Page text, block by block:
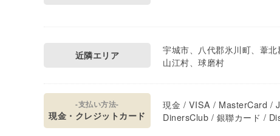
近隣エリア
宇城市、八代郡氷川町、葦北
山江村、球磨村
-支払い方法-
現金・クレジットカード
現金 / VISA / MasterCard /
DinersClub / 銀聯カード /